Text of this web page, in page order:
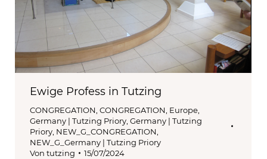
Ewige Profess in Tutzing
CONGREGATION, CONGREGATION, Europe,
Germany | Tutzing Priory, Germany | Tutzing
Priory, NEW_G_CONGREGATION,
NEW_G_Germany | Tutzing Priory
Von tutzing 15/07/2024